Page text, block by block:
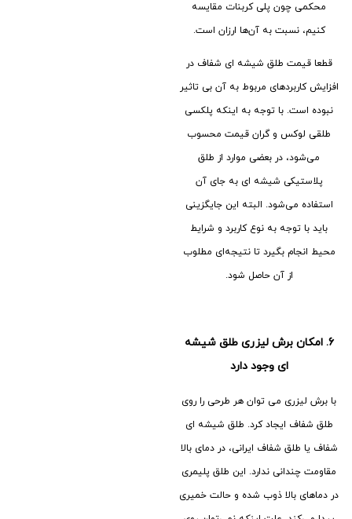
محکمی چون پلی کربنات مقایسه
کنیم، نسبت به آن‌ها ارزان است.
قطعا قیمت طلق شیشه ای شفاف در
افزایش کاربردهای مربوط به آن بی تاثیر
نبوده است. با توجه به اینکه پلکسی
طلقی لوکس و گران قیمت محسوب
می‌شود، در بعضی موارد از طلق
پلاستیکی شیشه ای به جای آن
استفاده می‌شود. البته این جایگزینی
باید با توجه به نوع کاربرد و شرایط
محیط انجام بگیرد تا نتیجه‌ای مطلوب
از آن حاصل شود.
6. امکان برش لیزری طلق شیشه
ای وجود دارد
با برش لیزری می توان هر طرحی را روی
طلق شفاف ایجاد کرد. طلق شیشه ای
شفاف یا طلق شفاف ایرانی، در دمای بالا
مقاومت چندانی ندارد. این طلق پلیمری
در دماهای بالا ذوب شده و حالت خمیری